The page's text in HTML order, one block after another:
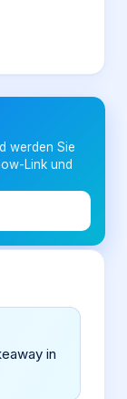
werden Sie
Link und
in